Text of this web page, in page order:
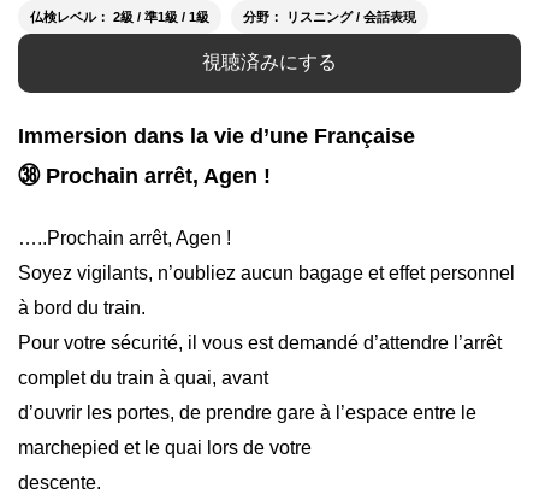
仏検レベル： 2級 / 準1級 / 1級 分野： リスニング / 会話表現
視聴済みにする
Immersion dans la vie d’une Française
㊳ Prochain arrêt, Agen !
…..Prochain arrêt, Agen !
Soyez vigilants, n’oubliez aucun bagage et effet personnel
à bord du train.
Pour votre sécurité, il vous est demandé d’attendre l’arrêt
complet du train à quai, avant
d’ouvrir les portes, de prendre gare à l’espace entre le
marchepied et le quai lors de votre
descente.